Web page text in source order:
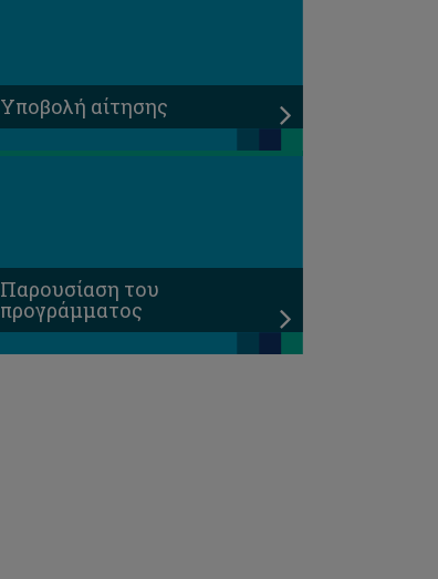
Υποβολή αίτησης
Παρουσίαση του
προγράμματος